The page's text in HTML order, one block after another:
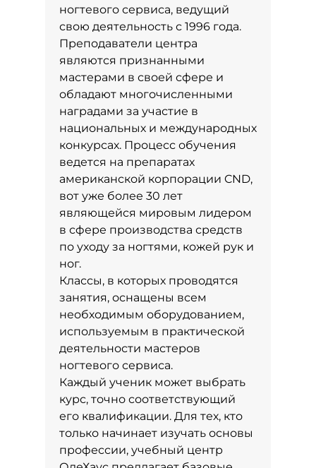
ногтевого сервиса, ведущий
свою деятельность с 1996 года.
Преподаватели центра
являются признанными
мастерами в своей сфере и
обладают многочисленными
наградами за участие в
национальных и международных
конкурсах. Процесс обучения
ведется на препаратах
американской корпорации CND,
вот уже более 30 лет
являющейся мировым лидером
в сфере производства средств
по уходу за ногтями, кожей рук и
ног.
Классы, в которых проводятся
занятия, оснащены всем
необходимым оборудованием,
используемым в практической
деятельности мастеров
ногтевого сервиса.
Каждый ученик может выбрать
курс, точно соответствующий
его квалификации. Для тех, кто
только начинает изучать основы
профессии, учебный центр